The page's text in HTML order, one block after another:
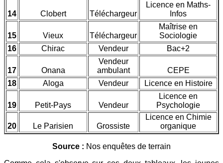
14 Clobert Téléchargeur
Licence en Maths-
Infos
15 Vieux Téléchargeur
Maîtrise en
Sociologie
16
Chirac Vendeur Bac+2
17 Onana
Vendeur
ambulant
CEPE
18
Aloga Vendeur Licence en Histoire
19 Petit-Pays Vendeur
Licence en
Psychologie
20 Le Parisien Grossiste
Licence en Chimie
organique
Source : Nos enquêtes de terrain